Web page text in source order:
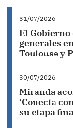
31/07/2026
El Gobierno
generales
Toulouse y
30/07/2026
Miranda
‘Conecta
su etapa